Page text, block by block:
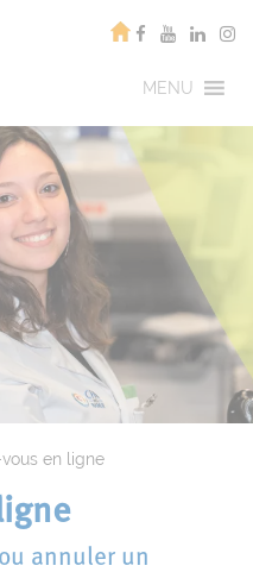
MENU
en ligne
annuler un